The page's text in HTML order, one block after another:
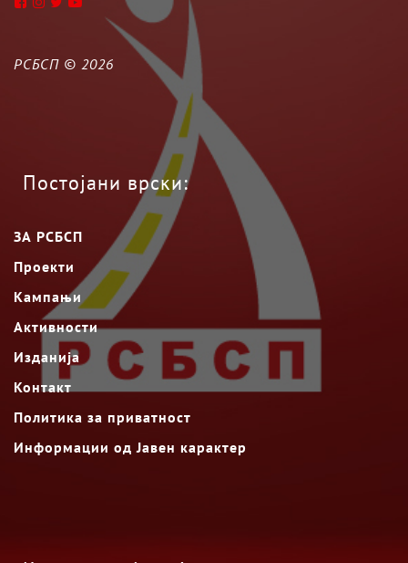
РСБСП © 2026
Постојани врски:
ЗА РСБСП
Проекти
Кампањи
Активности
Изданија
Контакт
Политика за приватност
Информации од Јавен карактер